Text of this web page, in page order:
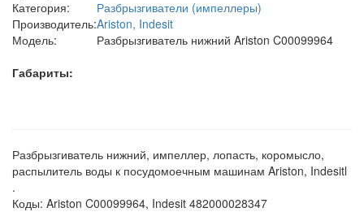
Категория:
Разбрызгиватели (импеллеры)
Производитель:Ariston, Indesit
Модель:
Разбрызгиватель нижний Ariston C00099964
Габариты:
Разбрызгиватель нижний, импеллер, лопасть, коромысло,
распылитель воды к посудомоечным машинам Ariston, Indesitl
.
Коды: Ariston C00099964, Indesit 482000028347